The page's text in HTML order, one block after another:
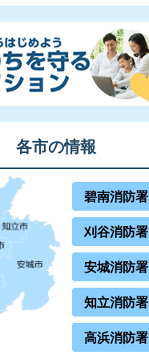
各市の情報
碧南消防署
刈谷消防署
安城消防署
知立消防署
高浜消防署